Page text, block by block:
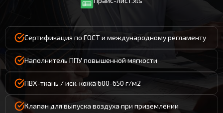
Сертификация по ГОСТ и международному регламенту
Наполнитель ППУ повышенной мягкости
ПВХ-ткань / иск. кожа 600-650 г/м2
Клапан для выпуска воздуха при приземлении